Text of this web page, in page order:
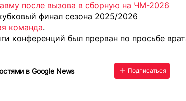
после вызова в сборную на ЧМ-2026
финал сезона 2025/2026
команда.
конференций был прерван по просьбе
в Google News Подписаться